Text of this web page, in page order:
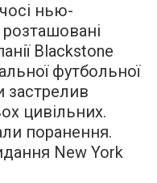
нью-
Blackstone
футбольної
застрелив
цивільних.
поранення.
New York